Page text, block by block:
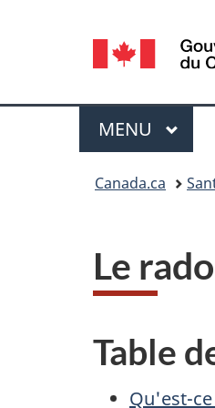
de
la
langue
Menu
MENU
Canada.ca
Le
Table
Qu'est-